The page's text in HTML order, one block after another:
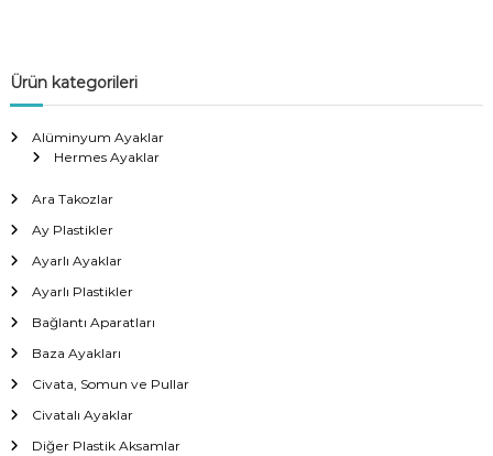
Ürün kategorileri
Alüminyum Ayaklar
Hermes Ayaklar
Ara Takozlar
Ay Plastikler
Ayarlı Ayaklar
Ayarlı Plastikler
Bağlantı Aparatları
Baza Ayakları
Civata, Somun ve Pullar
Civatalı Ayaklar
Diğer Plastik Aksamlar